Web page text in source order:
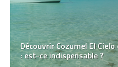
Découvrir Cozumel El
: est-ce indispensable ?